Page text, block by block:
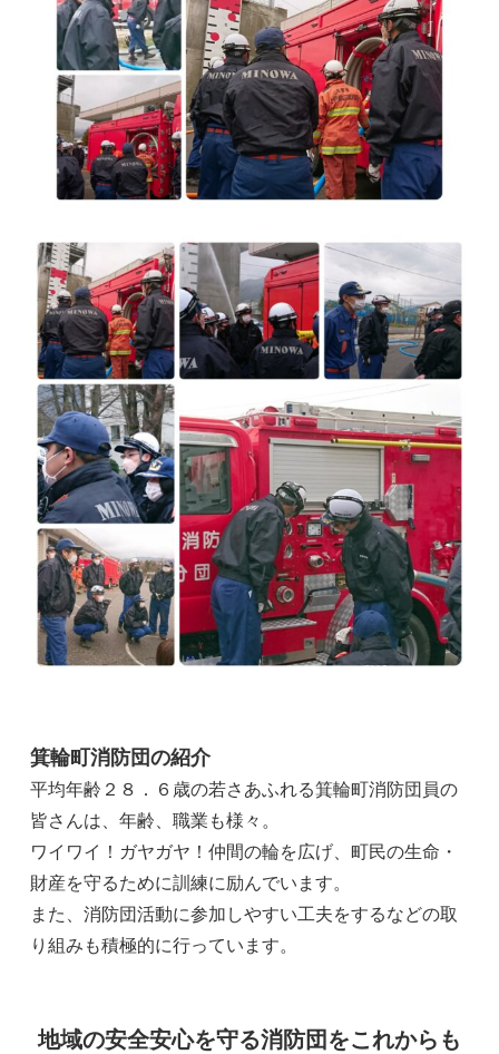
箕輪町消防団の紹介
平均年齢２８．６歳の若さあふれる箕輪町消防団員の
皆さんは、年齢、職業も様々。
ワイワイ！ガヤガヤ！仲間の輪を広げ、町民の生命・
財産を守るために訓練に励んでいます。
また、消防団活動に参加しやすい工夫をするなどの取
り組みも積極的に行っています。
地域の安全安心を守る消防団をこれからも